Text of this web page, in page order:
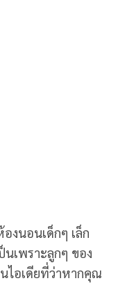
งนอนเด็กๆ เล็ก
เพราะลูกๆ ของ
ไอเดียที่ว่าหากคุณ